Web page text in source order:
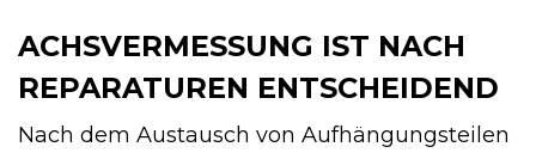
ACHSVERMESSUNG IST NACH
REPARATUREN ENTSCHEIDEND
Nach dem Austausch von Aufhängungsteilen